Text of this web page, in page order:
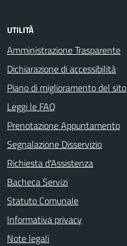
UTILITÀ
Amministrazione Trasparente
Dichiarazione di accessibilità
Piano di miglioramento del sito
Leggi le FAQ
Prenotazione Appuntamento
Segnalazione Disservizio
Richiesta d'Assistenza
Bacheca Servizi
Statuto Comunale
Informativa privacy
Note legali